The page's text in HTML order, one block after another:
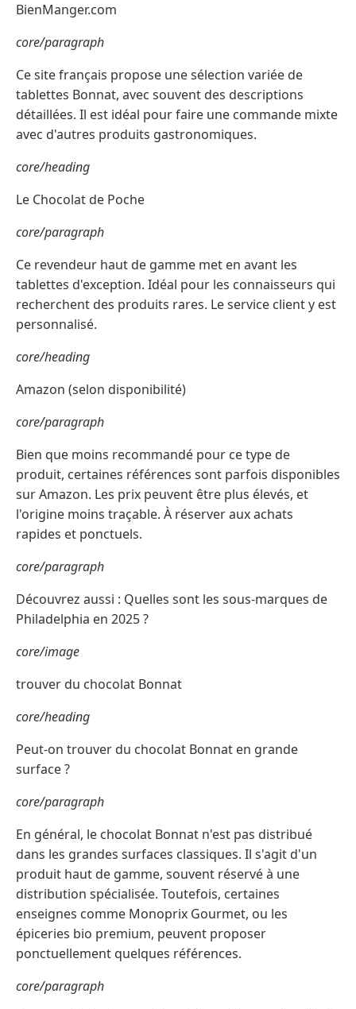
BienManger.com
core/paragraph
Ce site français propose une sélection variée de
tablettes Bonnat, avec souvent des descriptions
détaillées. Il est idéal pour faire une commande mixte
avec d'autres produits gastronomiques.
core/heading
Le Chocolat de Poche
core/paragraph
Ce revendeur haut de gamme met en avant les
tablettes d'exception. Idéal pour les connaisseurs qui
recherchent des produits rares. Le service client y est
personnalisé.
core/heading
Amazon (selon disponibilité)
core/paragraph
Bien que moins recommandé pour ce type de
produit, certaines références sont parfois disponibles
sur Amazon. Les prix peuvent être plus élevés, et
l'origine moins traçable. À réserver aux achats
rapides et ponctuels.
core/paragraph
Découvrez aussi : Quelles sont les sous-marques de
Philadelphia en 2025 ?
core/image
trouver du chocolat Bonnat
core/heading
Peut-on trouver du chocolat Bonnat en grande
surface ?
core/paragraph
En général, le chocolat Bonnat n'est pas distribué
dans les grandes surfaces classiques. Il s'agit d'un
produit haut de gamme, souvent réservé à une
distribution spécialisée. Toutefois, certaines
enseignes comme Monoprix Gourmet, ou les
épiceries bio premium, peuvent proposer
ponctuellement quelques références.
core/paragraph